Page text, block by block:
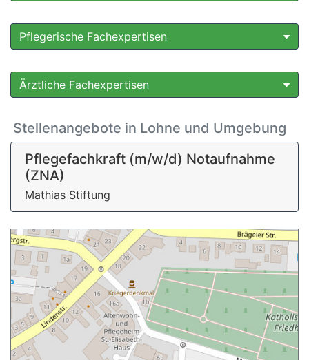
Pflegerische Fachexpertisen
Ärztliche Fachexpertisen
Stellenangebote in Lohne und Umgebung
Pflegefachkraft (m/w/d) Notaufnahme
(ZNA)
Mathias Stiftung